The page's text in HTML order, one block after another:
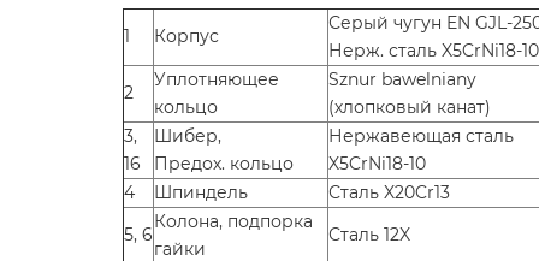
1 Корпус
Серый чугун EN GJL-
Нерж. сталь X5CrNi18-10
2
Уплотняющее
кольцо
Sznur bawelniany
(хлопковый канат)
3,
16
Шибер,
Предох. кольцо
Нержавеющая сталь
X5CrNi18-10
4
Шпиндель
Сталь X20Cr13
5, 6
Колона, подпорка
гайки
Сталь 12X